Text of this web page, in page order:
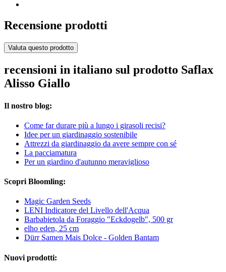
Recensione prodotti
Valuta questo prodotto
recensioni in italiano sul prodotto Saflax
Alisso Giallo
Il nostro blog:
Come far durare più a lungo i girasoli recisi?
Idee per un giardinaggio sostenibile
Attrezzi da giardinaggio da avere sempre con sé
La pacciamatura
Per un giardino d'autunno meraviglioso
Scopri Bloomling:
Magic Garden Seeds
LENI Indicatore del Livello dell'Acqua
Barbabietola da Foraggio "Eckdogelb", 500 gr
elho eden, 25 cm
Dürr Samen Mais Dolce - Golden Bantam
Nuovi prodotti: